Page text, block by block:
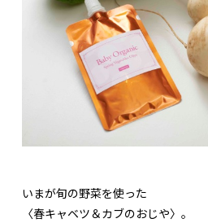
いまが旬の野菜を使った
〈春キャベツ＆カブのおじや〉。